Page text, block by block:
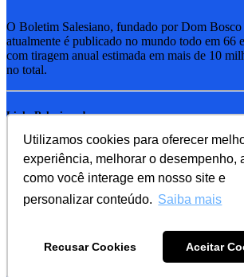
Utilizamos cookies para oferecer
experiência, melhorar o desempenho,
como você interage em nosso site e
personalizar conteúdo. Saiba mais
Recusar Cookies Aceitar
O Boletim Salesiano, fundado por Dom Bosco
atualmente é publicado no mundo todo em 66
com tiragem anual estimada em mais de 10
no total.
Links Relacionados
RSB - Rede Salesiana Brasil
EDEBE - Editora
UPV - União pela Vida
Familia Salesiana
SDB - Salesianos de Dom Bosco
FMA - Filhas de Maria Auxiliadora